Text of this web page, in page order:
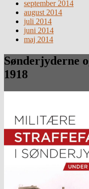
september 2014
august 2014
juli 2014
juni 2014
maj 2014
Sønderjyderne
1918